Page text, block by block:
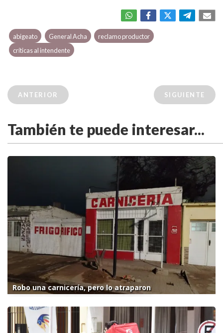
abigeato General Acha
reclamo productor
críticas al intendente
ANTERIOR SIGUIENTE
También te puede interesar...
Robo una carnicería, pero lo atraparon